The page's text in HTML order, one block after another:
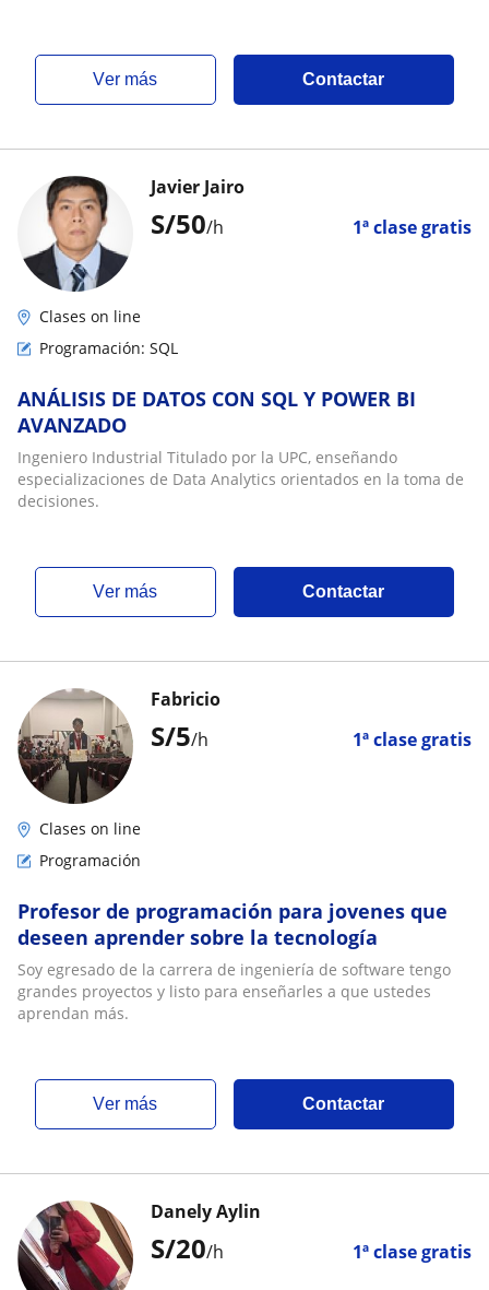
ver más Contactar
S/50/h 1ª clase gratis
Javier Jairo
Clases on line
Programación: SQL
ANÁLISIS DE DATOS CON SQL Y POWER BI
AVANZADO
Ingeniero Industrial Titulado por la UPC, enseñando
especializaciones de Data Analytics orientados en la toma de
decisiones.
ver más Contactar
S/5/h 1ª clase gratis
Fabricio
Clases on line
Programación
Profesor de programación para jovenes que
deseen aprender sobre la tecnología
Soy egresado de la carrera de ingeniería de software tengo
grandes proyectos y listo para enseñarles a que ustedes
aprendan más.
ver más Contactar
S/20/h 1ª clase gratis
Danely Aylin